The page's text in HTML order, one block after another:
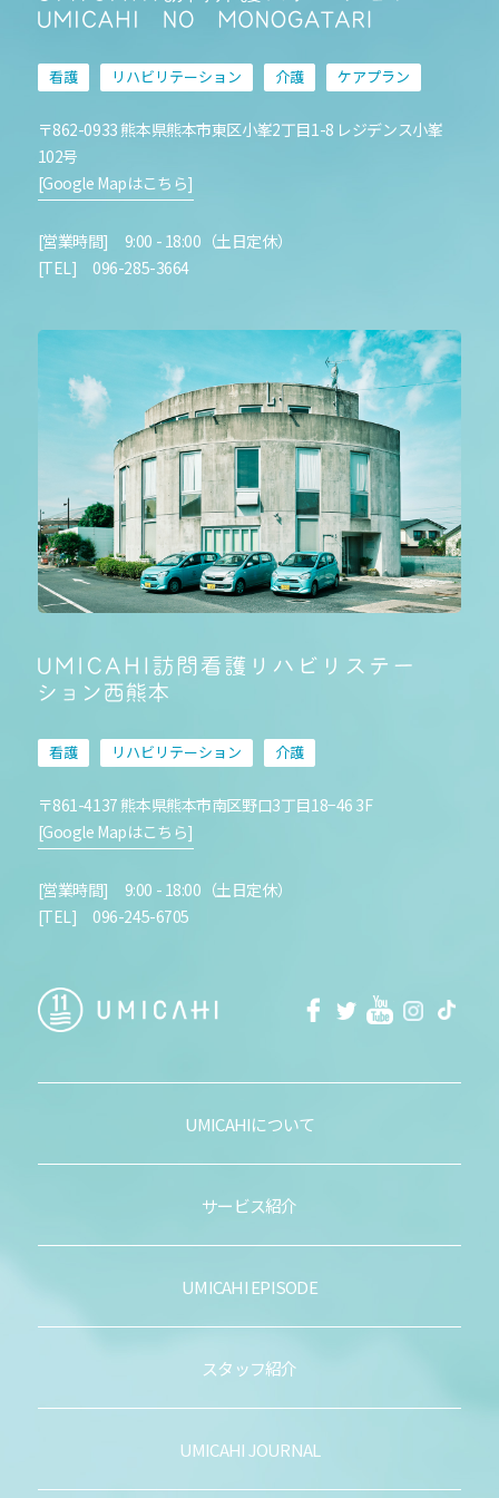
看護 リハビリテーション 介護 ケアプラン
〒862-0933 熊本県熊本市東区小峯2丁目1-8 レジデンス小峯
102号
[Google Mapはこちら]
[営業時間] 9:00 - 18:00（土日定休）
[TEL] 096-285-3664
看護 リハビリテーション 介護
〒861-4137 熊本県熊本市南区野口3丁目18−46 3F
[Google Mapはこちら]
[営業時間] 9:00 - 18:00（土日定休）
[TEL] 096-245-6705
facebookTwitterYoutube
UMICAHIについて
サービス紹介
UMICAHI EPISODE
スタッフ紹介
UMICAHI JOURNAL